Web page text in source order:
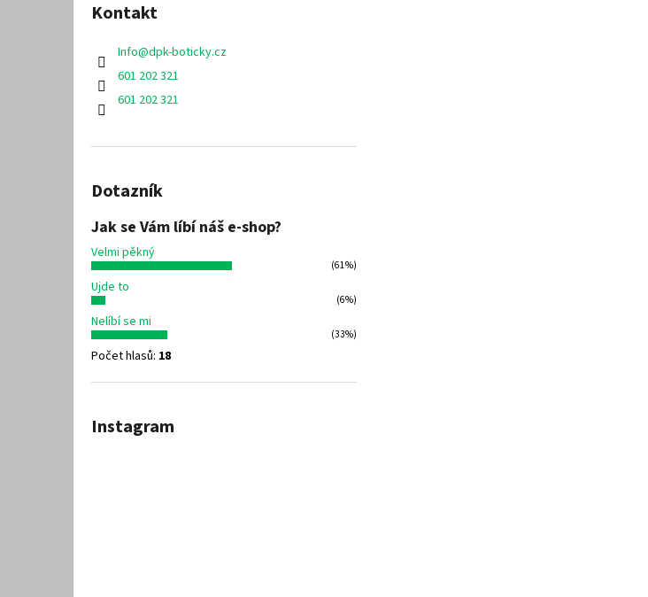
Kontakt
Info@dpk-boticky.cz
601 202 321
601 202 321
Dotazník
Jak se Vám líbí náš e-shop?
Velmi pěkný
(61%)
Ujde to
(6%)
Nelíbí se mi
(33%)
Počet hlasů: 18
Instagram